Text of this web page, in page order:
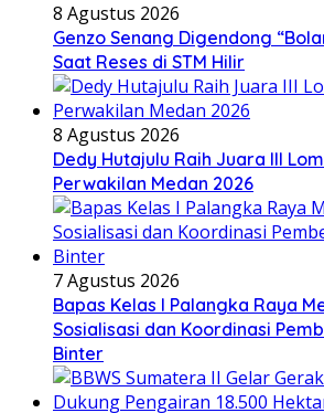
8 Agustus 2026
Genzo Senang Digendong
Saat Reses di STM Hilir
8 Agustus 2026
Dedy Hutajulu Raih Juara III
Perwakilan Medan 2026
7 Agustus 2026
Bapas Kelas I Palangka Raya
Sosialisasi dan Koordinasi
Binter